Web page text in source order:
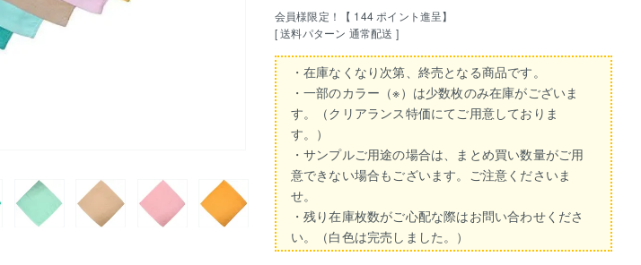
会員様限定！【 144 ポイント進呈】
送料パターン 通常配送
・在庫なくなり次第、終売となる商品です。
・一部のカラー（※）は少数枚のみ在庫がございま
す。（クリアランス特価にてご用意しておりま
す。）
・サンプルご用途の場合は、まとめ買い数量がご用
意できない場合もございます。ご注意くださいま
せ。
・残り在庫枚数がご心配な際はお問い合わせくださ
い。（白色は完売しました。）